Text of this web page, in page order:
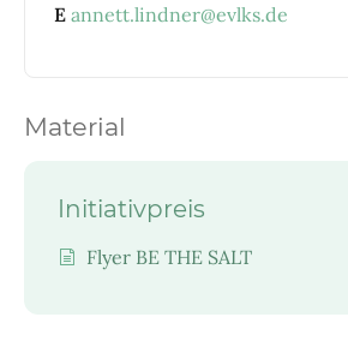
E annett.lindner@evlks.de
Material
Initiativpreis
Flyer BE THE SALT